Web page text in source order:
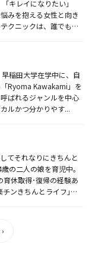
キレイになりたい」
みを抱える女性と向き
クニックは、誰でも簡
稲田大学在学中に、自
Ryoma Kawakami」を
ばれるジャンルを中心
ルかつ分かりやす...
てそれなりにきちんと
の二人の娘を育児中。
休取得･復帰の経験あ
ンきちんとライフ｣で